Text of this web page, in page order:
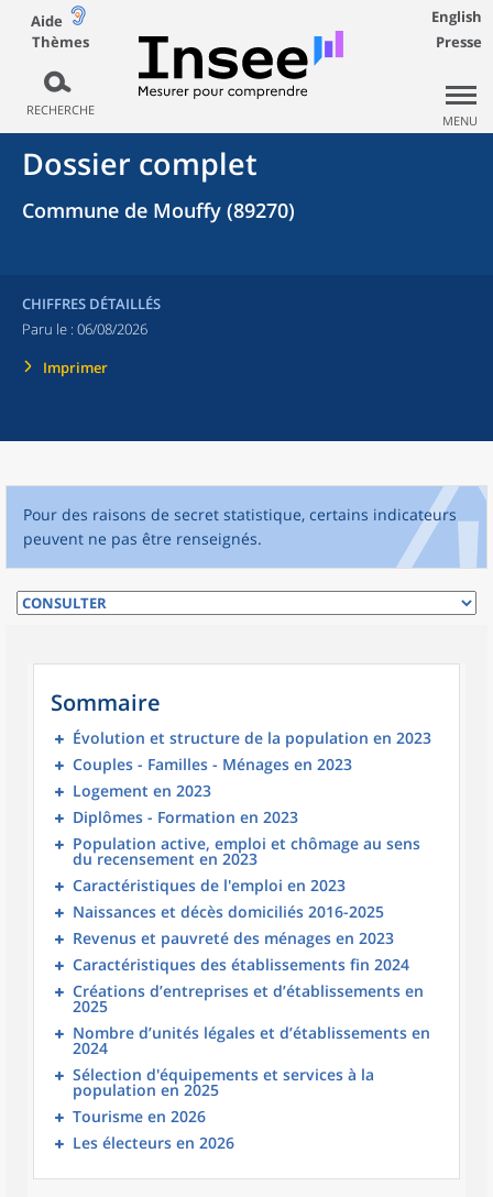
Aide
Thèmes
RECHERCHE
English
Presse
MENU
Dossier complet
Commune de Mouffy (89270)
CHIFFRES DÉTAILLÉS
Paru le : 06/08/2026
Imprimer
Pour des raisons de secret statistique, certains indicateurs
peuvent ne pas être renseignés.
Sommaire
Évolution et structure de la population en 2023
Couples - Familles - Ménages en 2023
Logement en 2023
Diplômes - Formation en 2023
Population active, emploi et chômage au sens
du recensement en 2023
Caractéristiques de l'emploi en 2023
Naissances et décès domiciliés 2016-2025
Revenus et pauvreté des ménages en 2023
Caractéristiques des établissements fin 2024
Créations d’entreprises et d’établissements en
2025
Nombre d’unités légales et d’établissements en
2024
Sélection d'équipements et services à la
population en 2025
Tourisme en 2026
Les électeurs en 2026